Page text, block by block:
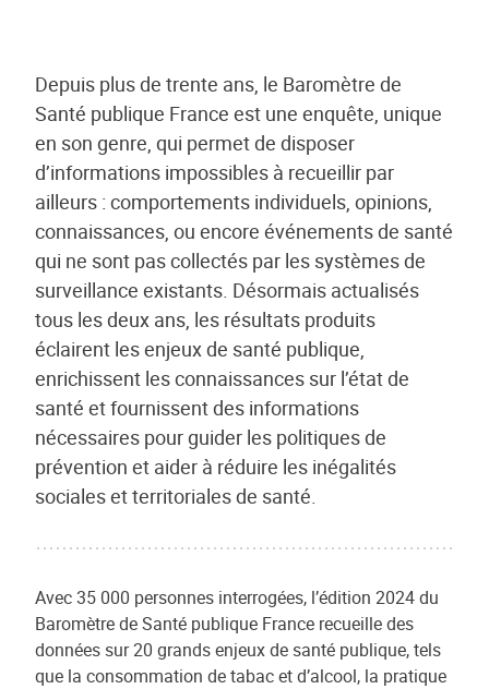
Depuis plus de trente ans, le Baromètre de
Santé publique France est une enquête, unique
en son genre, qui permet de disposer
d’informations impossibles à recueillir par
ailleurs : comportements individuels, opinions,
connaissances, ou encore événements de santé
qui ne sont pas collectés par les systèmes de
surveillance existants. Désormais actualisés
tous les deux ans, les résultats produits
éclairent les enjeux de santé publique,
enrichissent les connaissances sur l’état de
santé et fournissent des informations
nécessaires pour guider les politiques de
prévention et aider à réduire les inégalités
sociales et territoriales de santé.
Avec 35 000 personnes interrogées, l’édition 2024 du
Baromètre de Santé publique France recueille des
données sur 20 grands enjeux de santé publique, tels
que la consommation de tabac et d’alcool, la pratique